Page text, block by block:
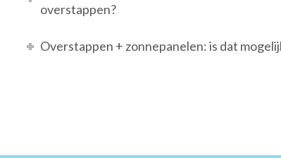
overstappen?
Overstappen + zonnepanelen: is dat